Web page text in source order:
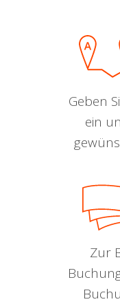
Geben
ein
Zur